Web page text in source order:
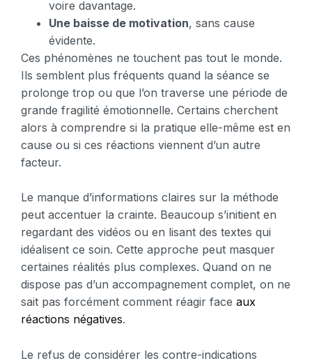
voire davantage.
Une baisse de motivation, sans cause
évidente.
Ces phénomènes ne touchent pas tout le monde.
Ils semblent plus fréquents quand la séance se
prolonge trop ou que l’on traverse une période de
grande fragilité émotionnelle. Certains cherchent
alors à comprendre si la pratique elle-même est en
cause ou si ces réactions viennent d’un autre
facteur.
Le manque d’informations claires sur la méthode
peut accentuer la crainte. Beaucoup s’initient en
regardant des vidéos ou en lisant des textes qui
idéalisent ce soin. Cette approche peut masquer
certaines réalités plus complexes. Quand on ne
dispose pas d’un accompagnement complet, on ne
sait pas forcément comment réagir face aux
réactions négatives.
Le refus de considérer les contre-indications